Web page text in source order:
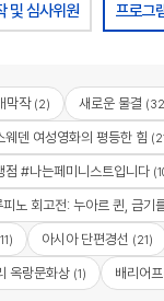
및 심사위원 프로그
막작(2) 새로운 물결
웨덴 여성영화의 평등한 힘
점 #나는페미니스트입니다
피노 회고전: 누아르 퀸, 금기
아시아 단편경선 (21)
옥랑문화상(1) 배리어